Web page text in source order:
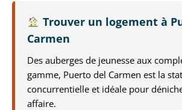
Trouver un logement à
Carmen
Des auberges de jeunesse aux
gamme, Puerto del Carmen est la
concurrentielle et idéale pour
affaire.